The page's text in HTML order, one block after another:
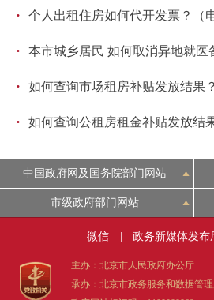
多语种
ENGLISH 한국어
DEUTSCH FRANÇAIS
العربية
ITALIANO
· 个人出租住房如何代开发票？（
· 本市城乡居民 如何取消异地就医
· 如何查询市场租房补贴发放结果？
· 如何查询公租房租金补贴发放结
中国政府网及国务院部门网站
市级政府部门网站
微信 政务新媒体发布
主办：北京市人民政府办公厅
承办：北京市政务服务和数据管